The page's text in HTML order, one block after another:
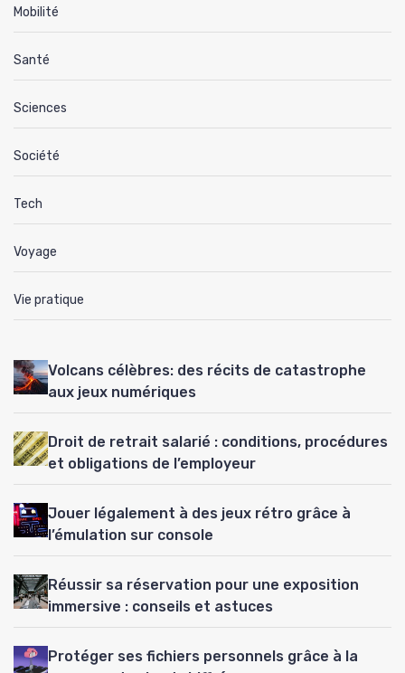
Mobilité
Santé
Sciences
Société
Tech
Voyage
Vie pratique
Volcans célèbres: des récits de catastrophe
aux jeux numériques
Droit de retrait salarié : conditions, procédures
et obligations de l’employeur
Jouer légalement à des jeux rétro grâce à
l’émulation sur console
Réussir sa réservation pour une exposition
immersive : conseils et astuces
Protéger ses fichiers personnels grâce à la